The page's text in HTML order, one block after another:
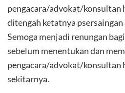
pengacara/advokat/konsultan
ditengah ketatnya
Semoga menjadi renungan
sebelum menentukan dan
pengacara/advokat/konsultan
sekitarnya.